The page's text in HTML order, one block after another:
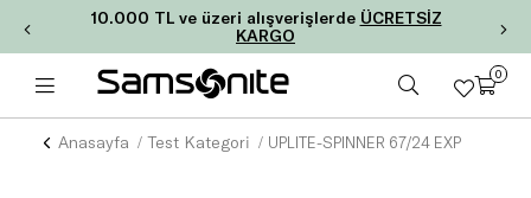
10.000 TL ve üzeri alışverişlerde ÜCRETSİZ
KARGO
0
Anasayfa Test Kategori UPLITE-SPINNER 67/24 EXP